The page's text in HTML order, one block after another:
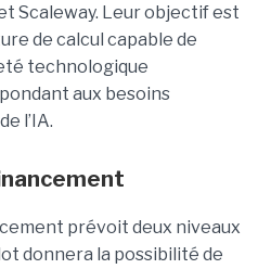
Scaleway. Leur objectif est
de calcul capable de
technologique
aux besoins
l’IA.
prévoit deux niveaux
donnera la possibilité de